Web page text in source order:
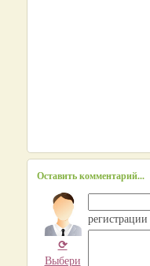
Оставить комментарий...
⟳
Выбери
регистрации